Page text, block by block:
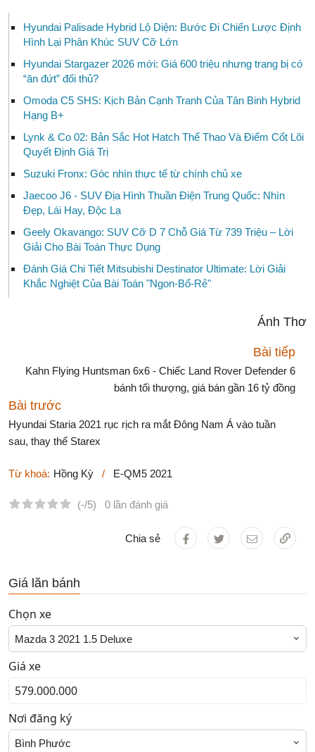
Hyundai Palisade Hybrid Lộ Diện: Bước Đi Chiến Lược Định
Hình Lại Phân Khúc SUV Cỡ Lớn
Hyundai Stargazer 2026 mới: Giá 600 triệu nhưng trang bị có
“ăn đứt” đối thủ?
Omoda C5 SHS: Kịch Bản Cạnh Tranh Của Tân Binh Hybrid
Hạng B+
Lynk & Co 02: Bản Sắc Hot Hatch Thể Thao Và Điểm Cốt Lõi
Quyết Định Giá Trị
Suzuki Fronx: Góc nhìn thực tế từ chính chủ xe
Jaecoo J6 - SUV Địa Hình Thuần Điện Trung Quốc: Nhìn
Đẹp, Lái Hay, Độc Lạ
Geely Okavango: SUV Cỡ D 7 Chỗ Giá Từ 739 Triệu – Lời
Giải Cho Bài Toán Thực Dụng
Đánh Giá Chi Tiết Mitsubishi Destinator Ultimate: Lời Giải
Khắc Nghiệt Của Bài Toán "Ngon-Bổ-Rẻ"
Ánh Thơ
Bài tiếp
Kahn Flying Huntsman 6x6 - Chiếc Land Rover Defender 6
bánh tối thượng, giá bán gần 16 tỷ đồng
Bài trước
Hyundai Staria 2021 rục rịch ra mắt Đông Nam Á vào tuần
sau, thay thế Starex
Từ khoá: Hồng Kỳ / E-QM5 2021
(-/5) 0 lần đánh giá
Chia sẻ
Giá lăn bánh
Chọn xe
Mazda 3 2021 1.5 Deluxe
Giá xe
Nơi đăng ký
Bình Phước